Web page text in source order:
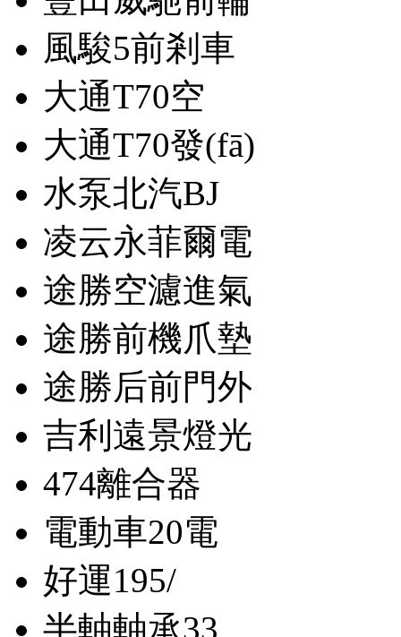
風駿5前剎車
大通T70空
大通T70發(fā)
水泵北汽BJ
凌云永菲爾電
途勝空濾進氣
途勝前機爪墊
途勝后前門外
吉利遠景燈光
474離合器
電動車20電
好運195/
半軸軸承33